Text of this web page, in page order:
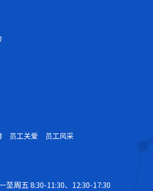
员工关爱 员工风采
至周五 8:30-11:30、12:30-17:30